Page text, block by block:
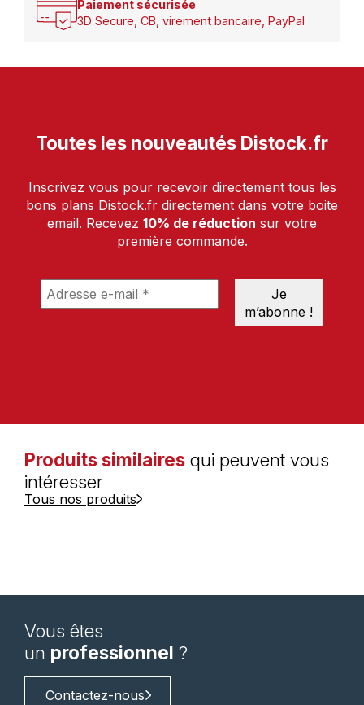
Paiement sécurisée
3D Secure, CB, virement bancaire, PayPal
Toutes les nouveautés Distock.fr
Inscrivez vous pour recevoir directement tous les
bons plans Distock.fr directement dans votre boite
email. Recevez 10% de réduction sur votre
première commande.
Produits similaires qui peuvent vous
intéresser
Tous nos produits
Vous êtes
un professionnel ?
Contactez-nous